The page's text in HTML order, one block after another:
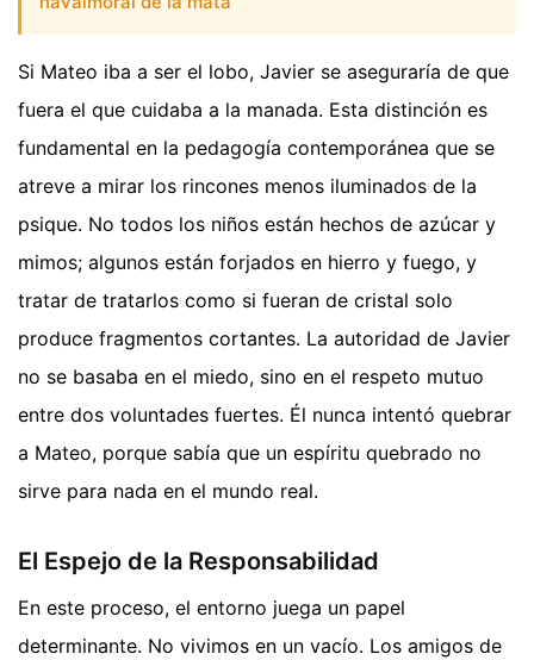
Si Mateo iba a ser el lobo, Javier se aseguraría de que
fuera el que cuidaba a la manada. Esta distinción es
fundamental en la pedagogía contemporánea que se
atreve a mirar los rincones menos iluminados de la
psique. No todos los niños están hechos de azúcar y
mimos; algunos están forjados en hierro y fuego, y
tratar de tratarlos como si fueran de cristal solo
produce fragmentos cortantes. La autoridad de Javier
no se basaba en el miedo, sino en el respeto mutuo
entre dos voluntades fuertes. Él nunca intentó quebrar
a Mateo, porque sabía que un espíritu quebrado no
sirve para nada en el mundo real.
El Espejo de la Responsabilidad
En este proceso, el entorno juega un papel
determinante. No vivimos en un vacío. Los amigos de